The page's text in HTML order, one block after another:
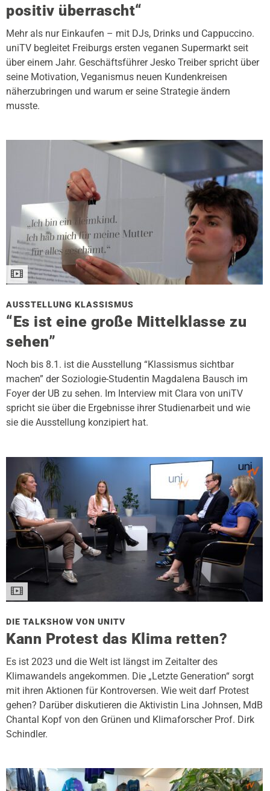
positiv überrascht“
Mehr als nur Einkaufen – mit DJs, Drinks und Cappuccino.
uniTV begleitet Freiburgs ersten veganen Supermarkt seit
über einem Jahr. Geschäftsführer Jesko Treiber spricht über
seine Motivation, Veganismus neuen Kundenkreisen
näherzubringen und warum er seine Strategie ändern
musste.
AUSSTELLUNG KLASSISMUS
“Es ist eine große Mittelklasse zu
sehen”
Noch bis 8.1. ist die Ausstellung “Klassismus sichtbar
machen” der Soziologie-Studentin Magdalena Bausch im
Foyer der UB zu sehen. Im Interview mit Clara von uniTV
spricht sie über die Ergebnisse ihrer Studienarbeit und wie
sie die Ausstellung konzipiert hat.
DIE TALKSHOW VON UNITV
Kann Protest das Klima retten?
Es ist 2023 und die Welt ist längst im Zeitalter des
Klimawandels angekommen. Die „Letzte Generation“ sorgt
mit ihren Aktionen für Kontroversen. Wie weit darf Protest
gehen? Darüber diskutieren die Aktivistin Lina Johnsen, MdB
Chantal Kopf von den Grünen und Klimaforscher Prof. Dirk
Schindler.